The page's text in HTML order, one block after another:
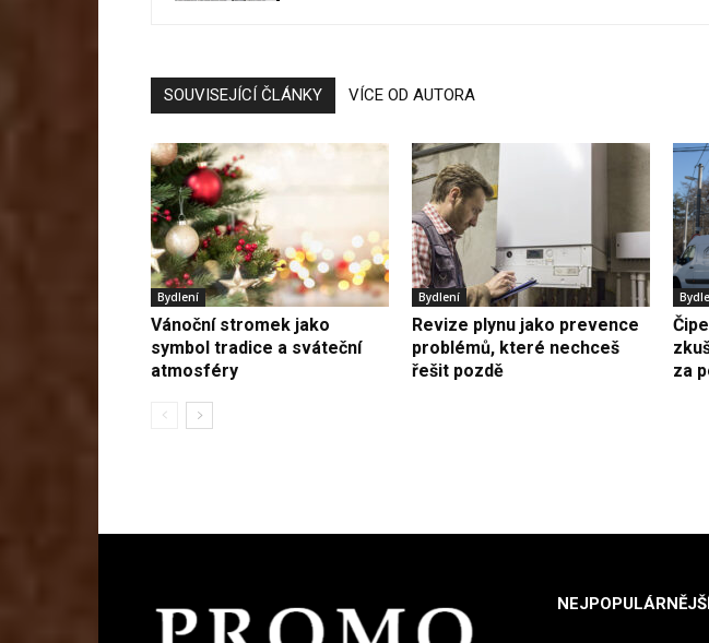
SOUVISEJÍCÍ ČLÁNKY VÍCE OD AUTORA
Bydlení
Vánoční stromek jako
symbol tradice a sváteční
atmosféry
Bydlení
Revize plynu jako prevence
problémů, které nechceš
řešit pozdě
za